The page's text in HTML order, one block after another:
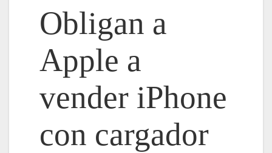
Obligan a
Apple a
vender iPhone
con cargador